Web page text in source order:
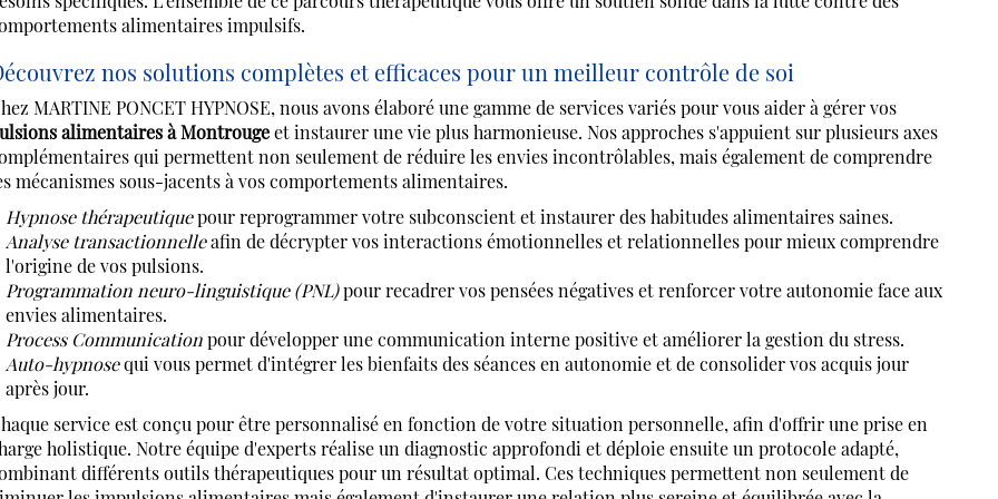
alimentaires impulsifs.
nos solutions complètes et efficaces pour un meilleur contrôle de soi
MARTINE PONCET HYPNOSE, nous avons élaboré une gamme de services variés pour vous aider à gérer vos
alimentaires à Montrougeet instaurer une vie plus harmonieuse. Nos approches s'appuient sur plusieurs axes
qui permettent non seulement de réduire les envies incontrôlables, mais également de comprendre
mécanismes sous-jacents à vos comportements alimentaires.
Hypnose thérapeutiquepour reprogrammer votre subconscient et instaurer des habitudes alimentaires saines.
Analyse transactionnelleafin de décrypter vos interactions émotionnelles et relationnelles pour mieux comprendre
l'origine de vos pulsions.
Programmation neuro-linguistique (PNL)pour recadrer vos pensées négatives et renforcer votre autonomie face aux
envies alimentaires.
Process Communicationpour développer une communication interne positive et améliorer la gestion du stress.
Auto-hypnosequi vous permet d'intégrer les bienfaits des séances en autonomie et de consolider vos acquis jour
après jour.
service est conçu pour être personnalisé en fonction de votre situation personnelle, afin d'offrir une prise en
holistique. Notre équipe d'experts réalise un diagnostic approfondi et déploie ensuite un protocole adapté,
différents outils thérapeutiques pour un résultat optimal. Ces techniques permettent non seulement de